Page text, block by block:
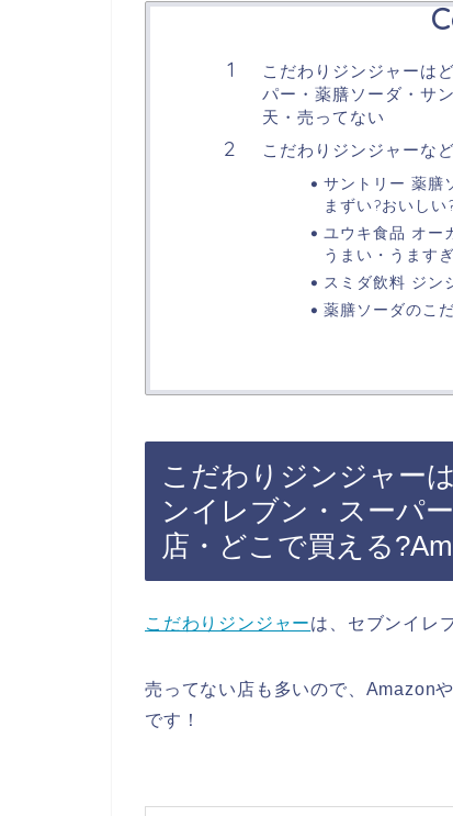
こだわりジンジャーは
パー・薬膳ソーダ・サ
天・売ってない
こだわりジンジャーな
サントリー 薬膳
まずい?おいしい
ユウキ食品 オー
うまい・うますぎ
スミダ飲料 ジン
薬膳ソーダのこ
こだわりジンジャー
ンイレブン・スーパ
店・どこで買える
こだわりジンジャーは、セブンイレ
売ってない店も多いので、Amazon
です！